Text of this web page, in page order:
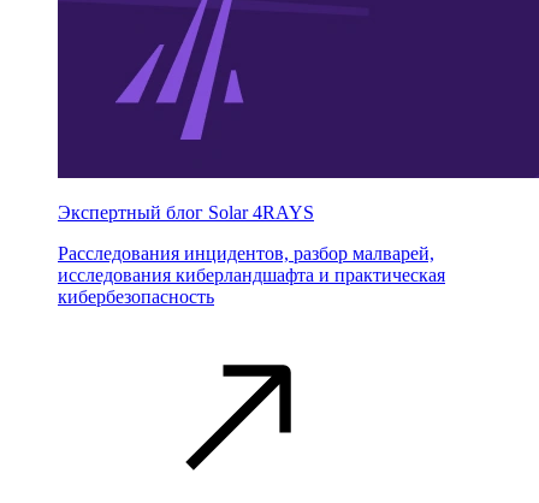
Экспертный блог Solar 4RAYS
Расследования инцидентов, разбор малварей,
исследования киберландшафта и практическая
кибербезопасность